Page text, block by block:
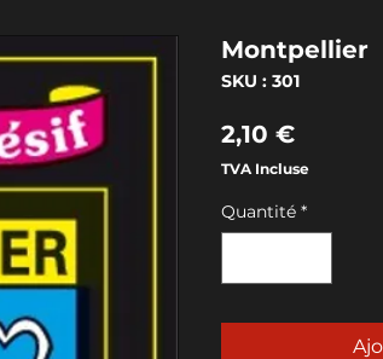
Montpellier
SKU : 301
2,10 €Prix
TVA Incluse
Quantité *